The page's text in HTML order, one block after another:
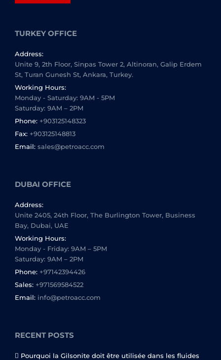
TURKEY OFFICE
Address:
Unite 9, 2th Floor, Sinpas Tower 2, Altinoran, Galip Erdem
St, Turan Gunesh St, Ankara, Turkey.
Working Hours:
Monday - Saturday: 9AM - 5PM
Saturday: 9AM – 2PM
Phone: +903125148323
Fax: +903125148813
Email: sales@petroacc.com
DUBAI OFFICE
Address:
Unite 2405, 24th Floor, The Burlington Tower, Business
Bay, Dubai, UAE
Working Hours:
Monday - Friday: 9AM – 5PM
Saturday: 9AM – 2PM
Phone: +97142394426
Sales: +971569584522
Email: info@petroacc.com
RECENT POSTS
Pourquoi la Gilsonite doit être utilisée dans les fluides